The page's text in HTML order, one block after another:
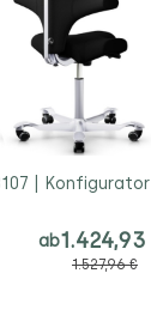
| Konfigurator
ab
1.527,96 €